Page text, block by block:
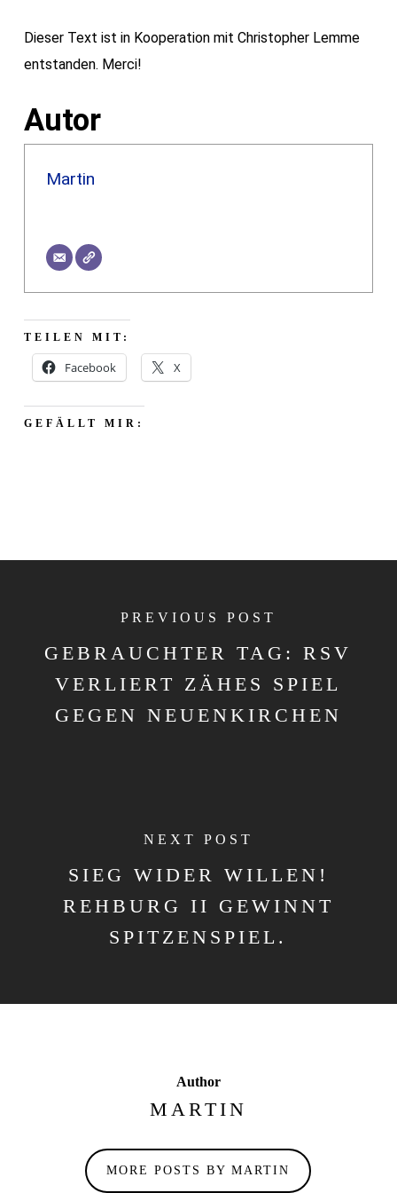
Dieser Text ist in Kooperation mit Christopher Lemme
entstanden. Merci!
Autor
Martin
TEILEN MIT:
Facebook X
GEFÄLLT MIR:
PREVIOUS POST
GEBRAUCHTER TAG: RSV
VERLIERT ZÄHES SPIEL
GEGEN NEUENKIRCHEN
NEXT POST
SIEG WIDER WILLEN!
REHBURG II GEWINNT
SPITZENSPIEL.
Author
MARTIN
MORE POSTS BY MARTIN